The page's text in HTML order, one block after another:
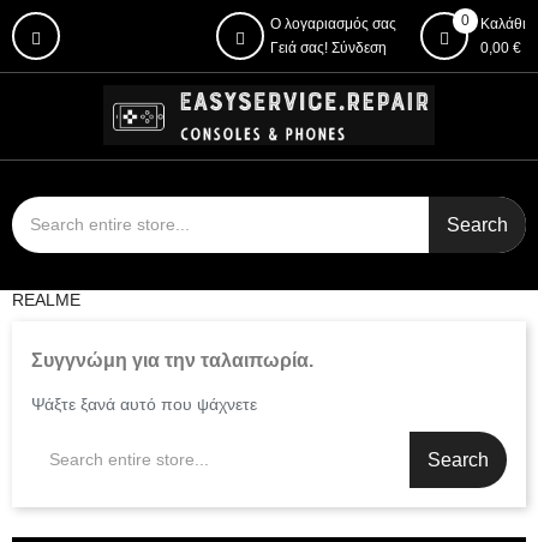
0
Καλάθι
0,00 €
Ο λογαριασμός σας
Γειά σας! Σύνδεση
Search
REALME
Συγγνώμη για την ταλαιπωρία.
Ψάξτε ξανά αυτό που ψάχνετε
Search